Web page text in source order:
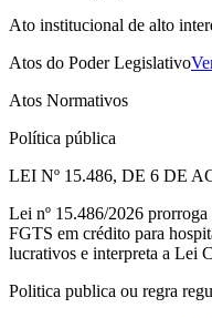
Ato institucional de alto
Atos do Poder Legislativo
Atos Normativos
Política pública
LEI Nº 15.486, DE 6 DE
Lei nº 15.486/2026 prorroga
FGTS em crédito para
lucrativos e interpreta a Lei
Politica publica ou regra